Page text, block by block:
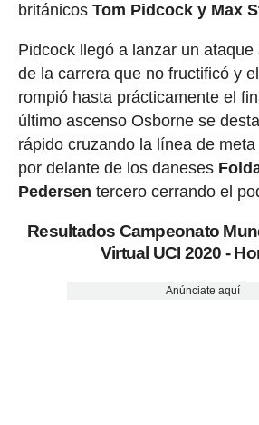
británicosTom Pidcock y Max
Pidcock llegó a lanzar un ataque
de la carrera que no fructificó y
rompió hasta prácticamente el
último ascenso Osborne se
rápido cruzando la línea de
por delante de los daneses
Pedersen tercero cerrando el
Resultados Campeonato
Virtual UCI 2020 -
Anúnciate aquí